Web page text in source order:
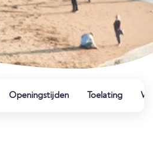
Openingstijden Toelating